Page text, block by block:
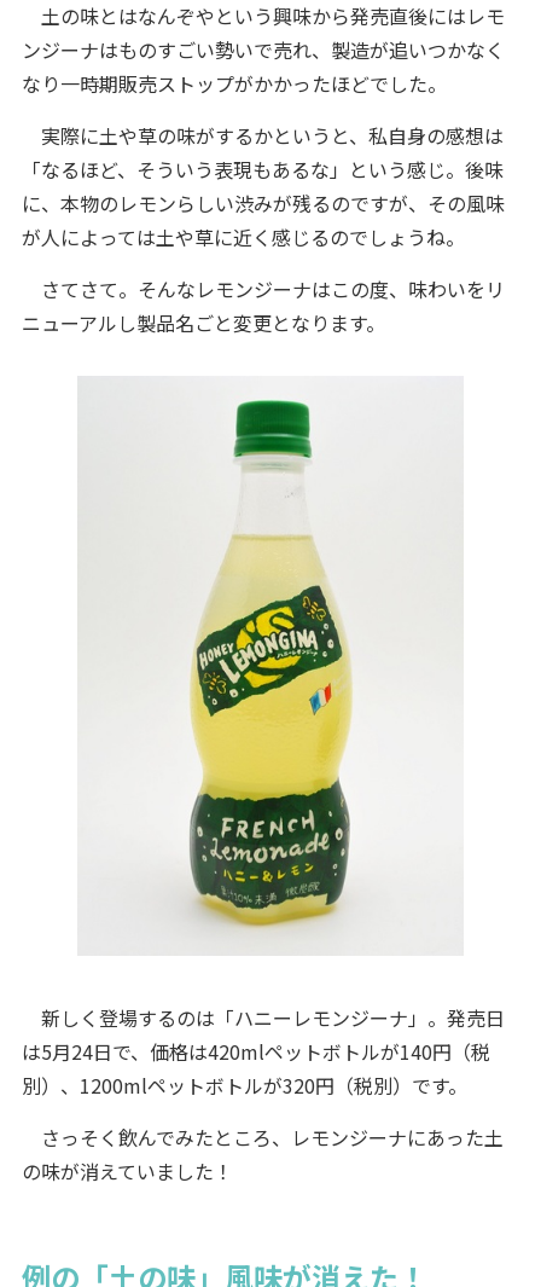
土の味とはなんぞやという興味から発売直後にはレモ
ンジーナはものすごい勢いで売れ、製造が追いつかなく
なり一時期販売ストップがかかったほどでした。
実際に土や草の味がするかというと、私自身の感想は
「なるほど、そういう表現もあるな」という感じ。後味
に、本物のレモンらしい渋みが残るのですが、その風味
が人によっては土や草に近く感じるのでしょうね。
さてさて。そんなレモンジーナはこの度、味わいをリ
ニューアルし製品名ごと変更となります。
新しく登場するのは「ハニーレモンジーナ」。発売日
は5月24日で、価格は420mlペットボトルが140円（税
別）、1200mlペットボトルが320円（税別）です。
さっそく飲んでみたところ、レモンジーナにあった土
の味が消えていました！
例の「土の味」風味が消えた！